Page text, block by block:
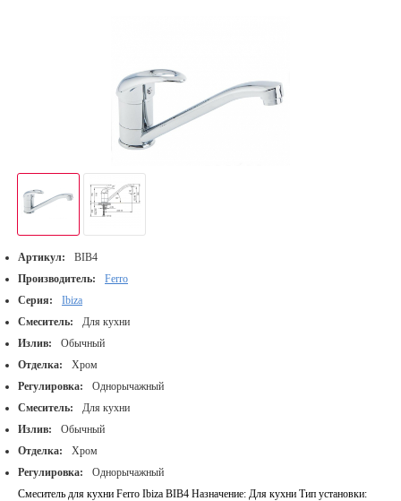
Артикул:
BIB4
Производитель:
Ferro
Серия:
Ibiza
Смеситель:
Для кухни
Излив:
Обычный
Отделка:
Хром
Регулировка:
Однорычажный
Смеситель:
Для кухни
Излив:
Обычный
Отделка:
Хром
Регулировка:
Однорычажный
Смеситель для кухни Ferro Ibiza BIB4 Назначение: Для кухни Тип установки: